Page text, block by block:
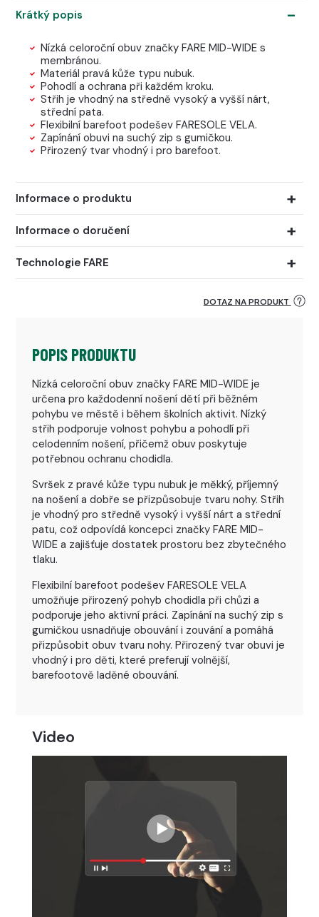
Krátký popis
Nízká celoroční obuv značky FARE MID-WIDE s
membránou.
Materiál pravá kůže typu nubuk.
Pohodlí a ochrana při každém kroku.
Střih je vhodný na středně vysoký a vyšší nárt,
střední pata.
Flexibilní barefoot podešev FARESOLE VELA.
Zapínání obuvi na suchý zip s gumičkou.
Přirozený tvar vhodný i pro barefoot.
Informace o produktu
Informace o doručení
Technologie FARE
DOTAZ NA PRODUKT
POPIS PRODUKTU
Nízká celoroční obuv značky FARE MID-WIDE je
určena pro každodenní nošení dětí při běžném
pohybu ve městě i během školních aktivit. Nízký
střih podporuje volnost pohybu a pohodlí při
celodenním nošení, přičemž obuv poskytuje
potřebnou ochranu chodidla.
Svršek z pravé kůže typu nubuk je měkký, příjemný
na nošení a dobře se přizpůsobuje tvaru nohy. Střih
je vhodný pro středně vysoký i vyšší nárt a střední
patu, což odpovídá koncepci značky FARE MID-
WIDE a zajišťuje dostatek prostoru bez zbytečného
tlaku.
Flexibilní barefoot podešev FARESOLE VELA
umožňuje přirozený pohyb chodidla při chůzi a
podporuje jeho aktivní práci. Zapínání na suchý zip s
gumičkou usnadňuje obouvání i zouvání a pomáhá
přizpůsobit obuv tvaru nohy. Přirozený tvar obuvi je
vhodný i pro děti, které preferují volnější,
barefootově laděné obouvání.
Video